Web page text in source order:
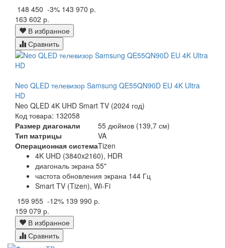
148 450 -3% 143 970 р.
163 602 р.
В избранное
Сравнить
Neo QLED телевизор Samsung QE55QN90D EU 4K Ultra
HD
Neo QLED 4K UHD Smart TV (2024 год)
Код товара: 132058
Размер диагонали
55 дюймов (139,7 см)
Тип матрицы
VA
Операционная системаTizen
4K UHD (3840x2160), HDR
диагональ экрана 55"
частота обновления экрана 144 Гц
Smart TV (Tizen), Wi-Fi
159 955 -12% 139 990 р.
159 079 р.
В избранное
Сравнить